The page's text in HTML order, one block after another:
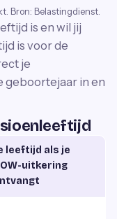
Bron: Belastingdienst.
is en wil jij
is voor de
je
geboortejaar in en
leeftijd als je
uitkering